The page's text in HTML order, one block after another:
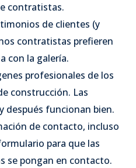
contratistas.
de clientes (y
contratistas prefieren
con la galería.
profesionales de los
construcción. Las
después funcionan bien.
de contacto, incluso
para que las
se pongan en contacto.